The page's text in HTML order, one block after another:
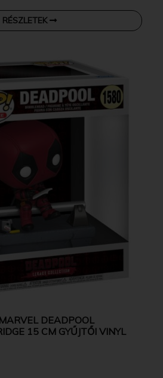
RÉSZLETEK
DEADPOOL
15 CM GYŰJTŐI VINYL